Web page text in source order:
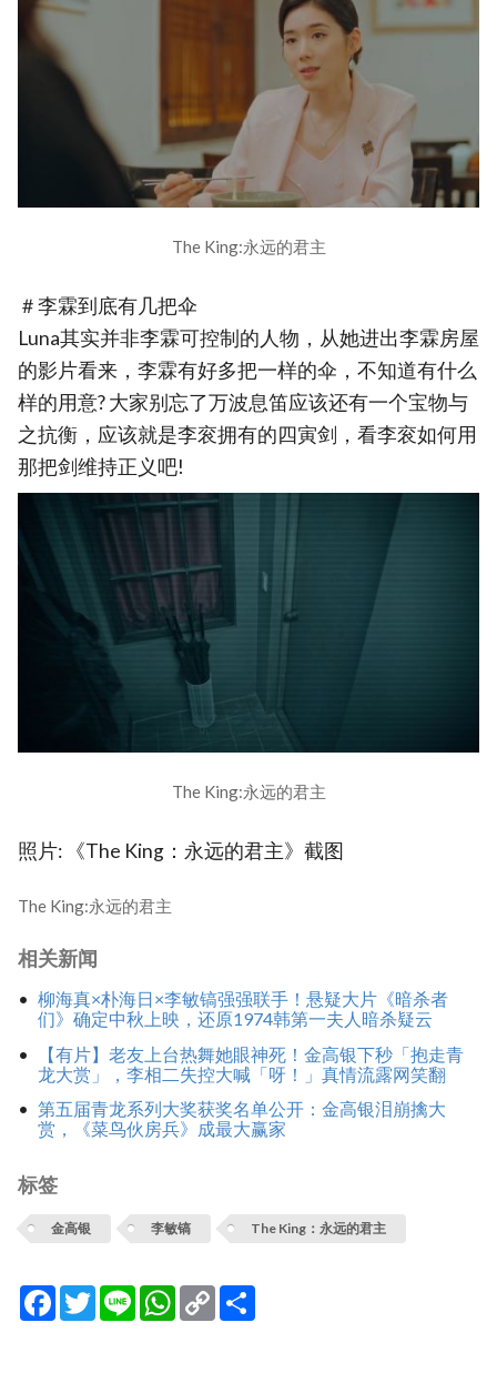
The King:永远的君主
＃李霖到底有几把伞
Luna其实并非李霖可控制的人物，从她进出李霖房屋
的影片看来，李霖有好多把一样的伞，不知道有什么
样的用意? 大家别忘了万波息笛应该还有一个宝物与
之抗衡，应该就是李衮拥有的四寅剑，看李衮如何用
那把剑维持正义吧!
The King:永远的君主
照片: 《The King：永远的君主》截图
The King:永远的君主
相关新闻
柳海真×朴海日×李敏镐强强联手！悬疑大片《暗杀者
们》确定中秋上映，还原1974韩第一夫人暗杀疑云
【有片】老友上台热舞她眼神死！金高银下秒「抱走青
龙大赏」，李相二失控大喊「呀！」真情流露网笑翻
第五届青龙系列大奖获奖名单公开：金高银泪崩擒大
赏，《菜鸟伙房兵》成最大赢家
标签
金高银 李敏镐 The King：永远的君主
Facebook
TwitterLine WhatsApp
Copy
Link